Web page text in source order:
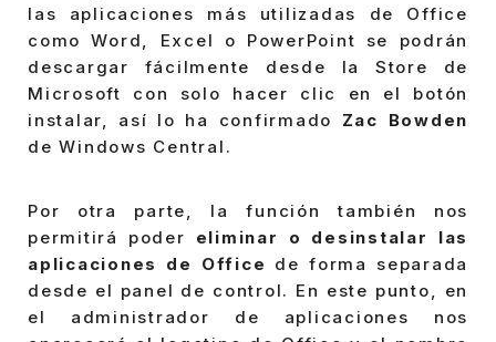
las aplicaciones más utilizadas de Office
como Word, Excel o PowerPoint se podrán
descargar fácilmente desde la Store de
Microsoft con solo hacer clic en el botón
instalar, así lo ha confirmado Zac Bowden
de Windows Central.
Por otra parte, la función también nos
permitirá poder eliminar o desinstalar las
aplicaciones de Office de forma separada
desde el panel de control. En este punto, en
el administrador de aplicaciones nos